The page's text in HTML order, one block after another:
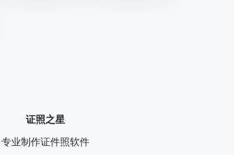
证照之星
专业制作证件照软件